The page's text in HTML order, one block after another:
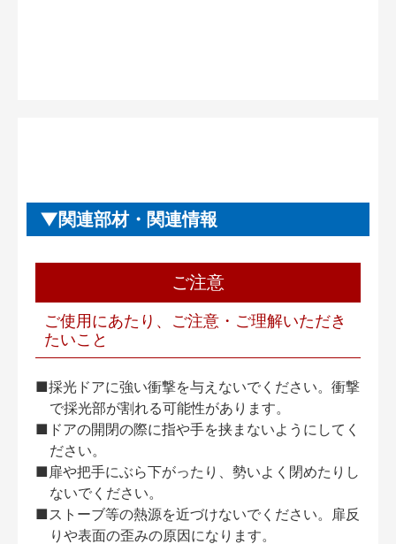
関連部材・関連情報
ご注意
ご使用にあたり、ご注意・ご理解いただき
たいこと
■採光ドアに強い衝撃を与えないでください。衝撃
で採光部が割れる可能性があります。
■ドアの開閉の際に指や手を挟まないようにしてく
ださい。
■扉や把手にぶら下がったり、勢いよく閉めたりし
ないでください。
■ストーブ等の熱源を近づけないでください。扉反
りや表面の歪みの原因になります。